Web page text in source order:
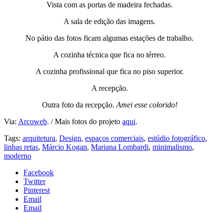
Vista com as portas de madeira fechadas.
A sala de edição das imagens.
No pátio das fotos ficam algumas estações de trabalho.
A cozinha técnica que fica no térreo.
A cozinha profissional que fica no piso superior.
A recepção.
Outra foto da recepção. Amei esse colorido!
Via: Arcoweb. / Mais fotos do projeto aqui.
Tags: arquitetura, Design, espaços comerciais, estúdio fotográfico,
linhas retas, Márcio Kogan, Mariana Lombardi, minimalismo,
moderno
Facebook
Twitter
Pinterest
Email
Email